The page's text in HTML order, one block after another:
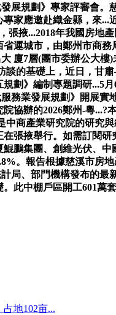
展規劃》專家評審會
家應邀赴織金縣，來
掖...2018年我國房地
運城市，由鄭州市商
廈7層(團市委辦公大
的基礎上，近日，甘
劃》編制專題調研...5
務業發展規劃》開展
協辦的2026鄭州-粵
商產業研究院的研究
張掖舉行。如需訂閱
鵬集團、創維光伏、
。報告根據慈溪市房
局、部門機構發布的
此中棚戶區開工601萬套
地102亩...